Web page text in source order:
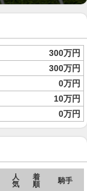
300万円
300万円
0万円
10万円
0万円
人
気
着
順
騎手